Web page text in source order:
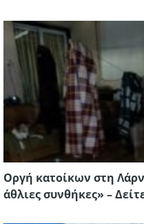
Οργή κατοίκων στη
άθλιες συνθήκες» –